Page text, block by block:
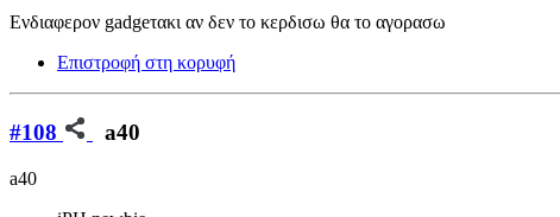
Ενδιαφερον gadgeτακι αν δεν το κερδισω θα το αγορασω
Επιστροφή στη κορυφή
#108 a40
a40